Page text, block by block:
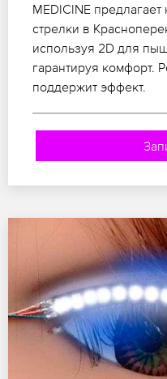
MEDICINE
стрелки в
используя 2D для
гарантируя комфорт.
поддержит эффект.